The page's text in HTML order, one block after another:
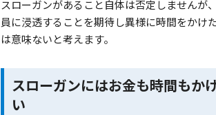
スローガンがあること自体は否定しませんが
員に浸透することを期待し異様に時間をかけ
は意味ないと考えます。
スローガンにはお金も時間もか
い